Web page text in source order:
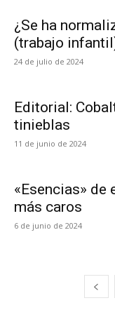
¿Se ha
(trabajo
24 de julio de 2024
Editorial:
tinieblas
11 de junio de 2024
«Esencias» de
más caros
6 de junio de 2024